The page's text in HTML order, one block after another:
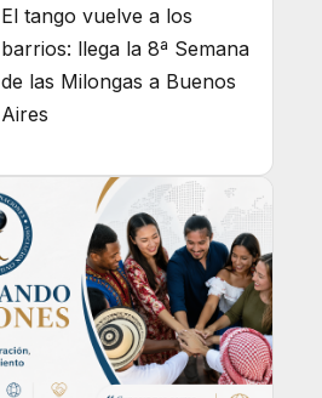
El tango vuelve a los
barrios: llega la 8ª Semana
de las Milongas a Buenos
Aires